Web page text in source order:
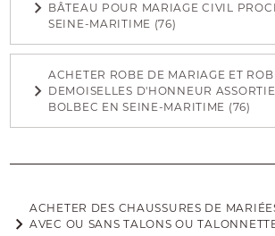
BÂTEAU POUR MARIAGE CIVIL
SEINE-MARITIME (76)
ACHETER ROBE DE MARIAGE ET
DEMOISELLES D'HONNEUR
BOLBEC EN SEINE-MARITIME (76)
ACHETER DES CHAUSSURES DE
AVEC OU SANS TALONS OU